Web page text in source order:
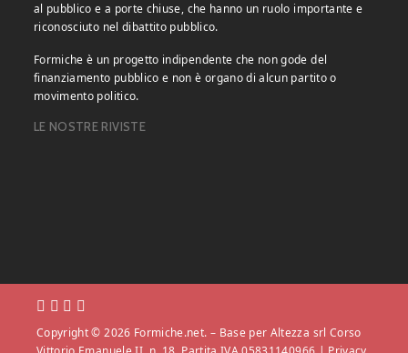
al pubblico e a porte chiuse, che hanno un ruolo importante e
riconosciuto nel dibattito pubblico.
Formiche è un progetto indipendente che non gode del
finanziamento pubblico e non è organo di alcun partito o
movimento politico.
LE NOSTRE RIVISTE
Copyright © 2026 Formiche.net. – Base per Altezza srl Corso